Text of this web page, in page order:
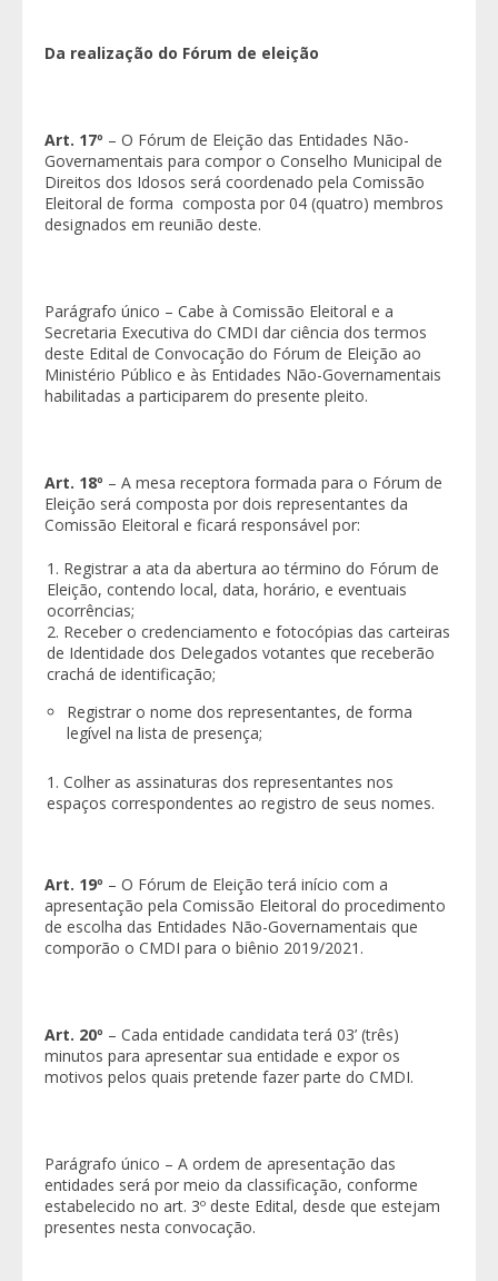
Da realização do Fórum de eleição
Art. 17º – O Fórum de Eleição das Entidades Não-
Governamentais para compor o Conselho Municipal de
Direitos dos Idosos será coordenado pela Comissão
Eleitoral de forma composta por 04 (quatro) membros
designados em reunião deste.
Parágrafo único – Cabe à Comissão Eleitoral e a
Secretaria Executiva do CMDI dar ciência dos termos
deste Edital de Convocação do Fórum de Eleição ao
Ministério Público e às Entidades Não-Governamentais
habilitadas a participarem do presente pleito.
Art. 18º – A mesa receptora formada para o Fórum de
Eleição será composta por dois representantes da
Comissão Eleitoral e ficará responsável por:
Registrar a ata da abertura ao término do Fórum de
Eleição, contendo local, data, horário, e eventuais
ocorrências;
Receber o credenciamento e fotocópias das carteiras
de Identidade dos Delegados votantes que receberão
crachá de identificação;
Registrar o nome dos representantes, de forma
legível na lista de presença;
Colher as assinaturas dos representantes nos
espaços correspondentes ao registro de seus nomes.
Art. 19º – O Fórum de Eleição terá início com a
apresentação pela Comissão Eleitoral do procedimento
de escolha das Entidades Não-Governamentais que
comporão o CMDI para o biênio 2019/2021.
Art. 20º – Cada entidade candidata terá 03’ (três)
minutos para apresentar sua entidade e expor os
motivos pelos quais pretende fazer parte do CMDI.
Parágrafo único – A ordem de apresentação das
entidades será por meio da classificação, conforme
estabelecido no art. 3º deste Edital, desde que estejam
presentes nesta convocação.